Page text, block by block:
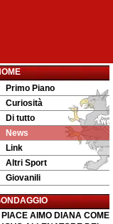
Primo Piano
Curiosità
Di tutto
News
Link
Altri Sport
Giovanili
PIACE AIMO DIANA COME